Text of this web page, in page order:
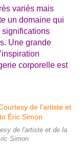
variés mais
un domaine qui
significations
Une grande
corporelle est
de l'artiste et de la
Simon